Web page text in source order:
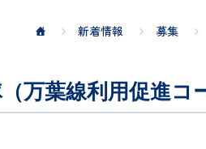
新着情報 募集
万葉線利用促進